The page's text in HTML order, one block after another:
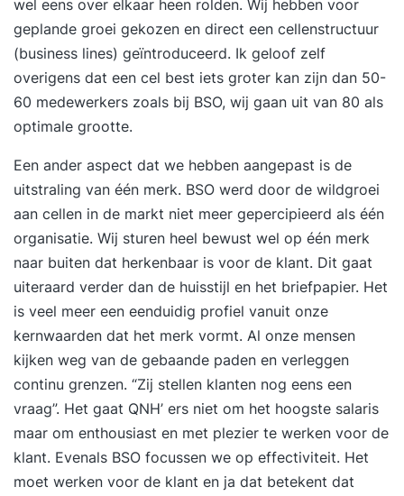
wel eens over elkaar heen rolden. Wij hebben voor
geplande groei gekozen en direct een cellenstructuur
(business lines) geïntroduceerd. Ik geloof zelf
overigens dat een cel best iets groter kan zijn dan 50-
60 medewerkers zoals bij BSO, wij gaan uit van 80 als
optimale grootte.
Een ander aspect dat we hebben aangepast is de
uitstraling van één merk. BSO werd door de wildgroei
aan cellen in de markt niet meer gepercipieerd als één
organisatie. Wij sturen heel bewust wel op één merk
naar buiten dat herkenbaar is voor de klant. Dit gaat
uiteraard verder dan de huisstijl en het briefpapier. Het
is veel meer een eenduidig profiel vanuit onze
kernwaarden dat het merk vormt. Al onze mensen
kijken weg van de gebaande paden en verleggen
continu grenzen. “Zij stellen klanten nog eens een
vraag”. Het gaat QNH’ ers niet om het hoogste salaris
maar om enthousiast en met plezier te werken voor de
klant. Evenals BSO focussen we op effectiviteit. Het
moet werken voor de klant en ja dat betekent dat